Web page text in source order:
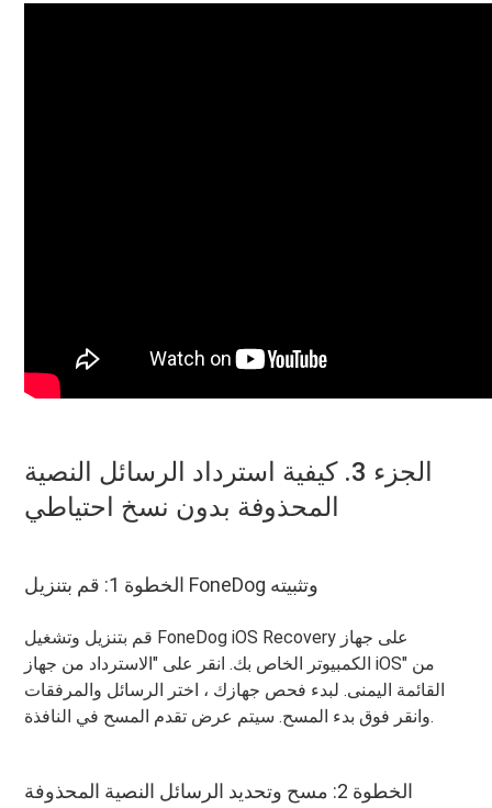
الجزء 3. كيفية استرداد الرسائل النصية
المحذوفة بدون نسخ احتياطي
الخطوة 1: قم بتنزيل FoneDog وتثبيته
قم بتنزيل وتشغيل FoneDog iOS Recovery على جهاز
الكمبيوتر الخاص بك. انقر على "الاسترداد من جهاز iOS" من
القائمة اليمنى. لبدء فحص جهازك ، اختر الرسائل والمرفقات
وانقر فوق بدء المسح. سيتم عرض تقدم المسح في النافذة.
الخطوة 2: مسح وتحديد الرسائل النصية المحذوفة